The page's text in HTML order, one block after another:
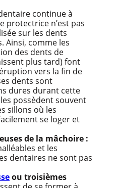
continue à
protectrice n’est pas
sur les dents
Ainsi, comme les
des dents de
plus tard) font
vers la fin de
dents sont
dures durant cette
possèdent souvent
sillons où les
se loger et
de la mâchoire :
et les
dentaires ne sont pas
ou troisièmes